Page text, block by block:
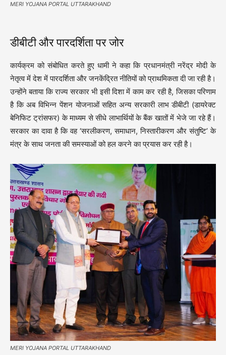
MERI YOJANA PORTAL UTTARAKHAND
डीबीटी और पारदर्शिता पर जोर
कार्यक्रम को संबोधित करते हुए धामी ने कहा कि प्रधानमंत्री नरेंद्र मोदी के
नेतृत्व में देश में पारदर्शिता और जनकेंद्रित नीतियों को प्राथमिकता दी जा रही है।
उन्होंने बताया कि राज्य सरकार भी इसी दिशा में काम कर रही है, जिसका परिणाम
है कि अब विभिन्न पेंशन योजनाओं सहित अन्य सरकारी लाभ डीबीटी (डायरेक्ट
बेनिफिट ट्रांसफर) के माध्यम से सीधे लाभार्थियों के बैंक खातों में भेजे जा रहे हैं।
सरकार का दावा है कि वह ‘सरलीकरण, समाधान, निस्तारीकरण और संतुष्टि’ के
मंत्र के साथ जनता की समस्याओं को हल करने का प्रयास कर रही है।
MERI YOJANA PORTAL UTTARAKHAND